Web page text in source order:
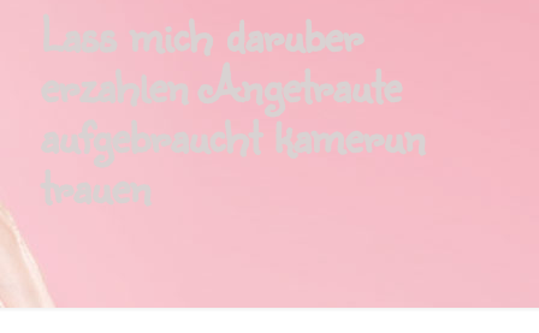
Lass mich daruber
erzahlen Angetraute
aufgebraucht kamerun
trauen